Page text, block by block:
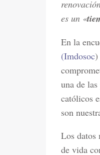
es un «
En la
(Imdosoc)
una de
católicos
son
Los datos
de vida